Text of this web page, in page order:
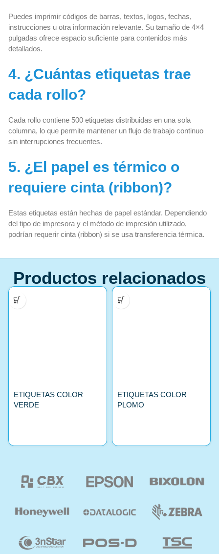
Puedes imprimir códigos de barras, textos, logos, fechas,
instrucciones u otra información relevante. Su tamaño de 4×4
pulgadas ofrece espacio suficiente para contenidos más
detallados.
4. ¿Cuántas etiquetas trae
cada rollo?
Cada rollo contiene 500 etiquetas distribuidas en una sola
columna, lo que permite mantener un flujo de trabajo continuo
sin interrupciones frecuentes.
5. ¿El papel es térmico o
requiere cinta (ribbon)?
Estas etiquetas están hechas de papel estándar. Dependiendo
del tipo de impresora y el método de impresión utilizado,
podrían requerir cinta (ribbon) si se usa transferencia térmica.
Productos relacionados
ETIQUETAS COLOR
VERDE
ETIQUETAS COLOR
PLOMO